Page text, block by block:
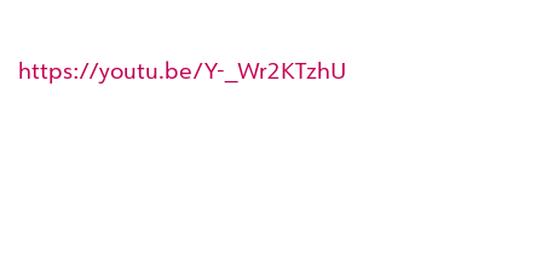
https://youtu.be/Y-_Wr2KTzhU